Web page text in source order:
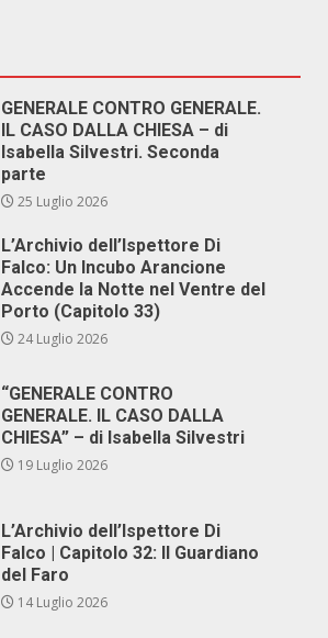
GENERALE CONTRO GENERALE.
IL CASO DALLA CHIESA – di
Isabella Silvestri. Seconda
parte
25 Luglio 2026
L’Archivio dell’Ispettore Di
Falco: Un Incubo Arancione
Accende la Notte nel Ventre del
Porto (Capitolo 33)
24 Luglio 2026
“GENERALE CONTRO
GENERALE. IL CASO DALLA
CHIESA” – di Isabella Silvestri
19 Luglio 2026
L’Archivio dell’Ispettore Di
Falco | Capitolo 32: Il Guardiano
del Faro
14 Luglio 2026